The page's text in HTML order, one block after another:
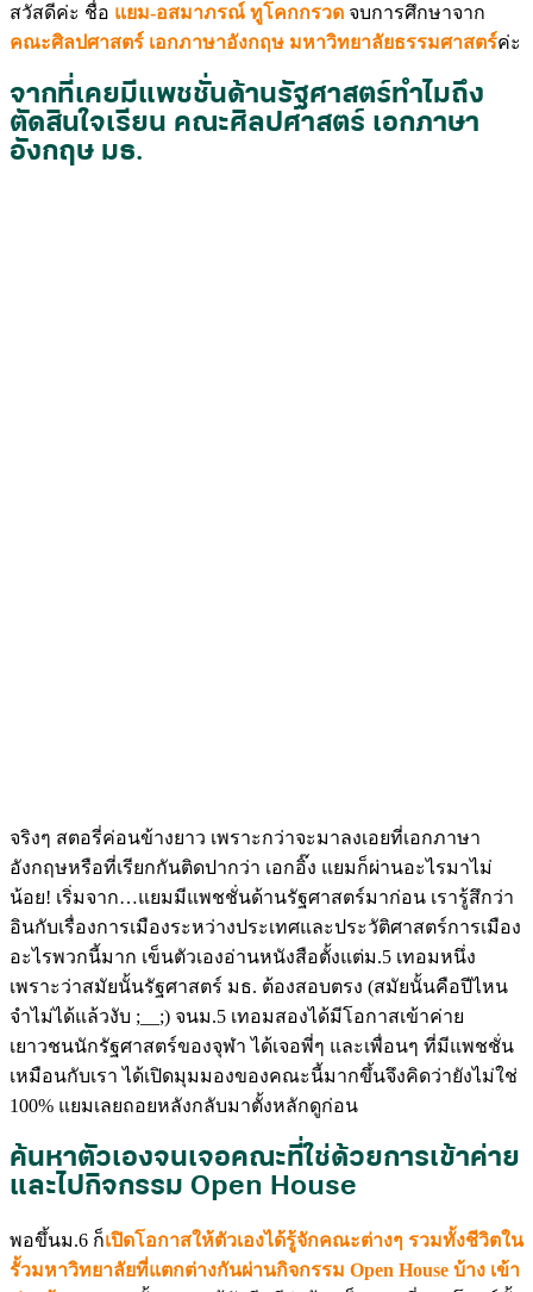
สวัสดีค่ะ ชื่อ แยม-อสมาภรณ์ ทูโคกกรวด จบการศึกษาจาก
คณะศิลปศาสตร์ เอกภาษาอังกฤษ มหาวิทยาลัยธรรมศาสตร์ค่ะ
จากที่เคยมีแพชชั่นด้านรัฐศาสตร์ทำไมถึง
ตัดสินใจเรียน คณะศิลปศาสตร์ เอกภาษา
อังกฤษ มธ.
จริงๆ สตอรี่ค่อนข้างยาว เพราะกว่าจะมาลงเอยที่เอกภาษา
อังกฤษหรือที่เรียกกันติดปากว่า เอกอิ๊ง แยมก็ผ่านอะไรมาไม่
น้อย! เริ่มจาก…แยมมีแพชชั่นด้านรัฐศาสตร์มาก่อน เรารู้สึกว่า
อินกับเรื่องการเมืองระหว่างประเทศและประวัติศาสตร์การเมือง
อะไรพวกนี้มาก เข็นตัวเองอ่านหนังสือตั้งแต่ม.5 เทอมหนึ่ง
เพราะว่าสมัยนั้นรัฐศาสตร์ มธ. ต้องสอบตรง (สมัยนั้นคือปีไหน
จำไม่ได้แล้วงับ ;__;) จนม.5 เทอมสองได้มีโอกาสเข้าค่าย
เยาวชนนักรัฐศาสตร์ของจุฬา ได้เจอพี่ๆ และเพื่อนๆ ที่มีแพชชั่น
เหมือนกับเรา ได้เปิดมุมมองของคณะนี้มากขึ้นจึงคิดว่ายังไม่ใช่
100% แยมเลยถอยหลังกลับมาตั้งหลักดูก่อน
ค้นหาตัวเองจนเจอคณะที่ใช่ด้วยการเข้าค่าย
และไปกิจกรรม Open House
พอขึ้นม.6 ก็เปิดโอกาสให้ตัวเองได้รู้จักคณะต่างๆ รวมทั้งชีวิตใน
รั้วมหาวิทยาลัยที่แตกต่างกันผ่านกิจกรรม Open House บ้าง เข้า